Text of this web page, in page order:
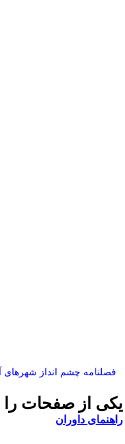
فصلنامه چشم انداز شهرهای
یکی از صفحات را
راهنمای داوران